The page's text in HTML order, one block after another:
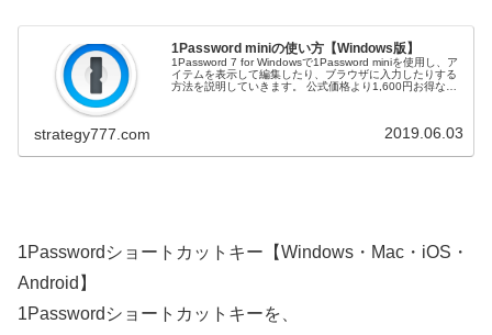
1Password miniの使い方【Windows版】
1Password 7 for Windowsで1Password miniを使用し、ア
イテムを表示して編集したり、ブラウザに入力したりする
方法を説明していきます。 公式価格より1,600円お得な
strategy777.com 2019.06.03
1Passwordショートカットキー【Windows・Mac・iOS・
Android】
1Passwordショートカットキーを、